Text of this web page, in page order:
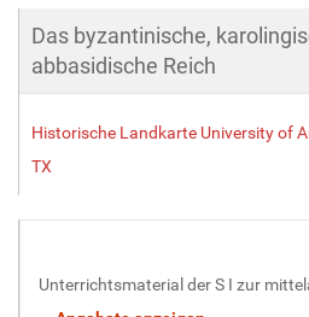
Das byzantinische,
abbasidische Reich
Historische Landkarte University of
TX
Unterrichtsmaterial der S I zur